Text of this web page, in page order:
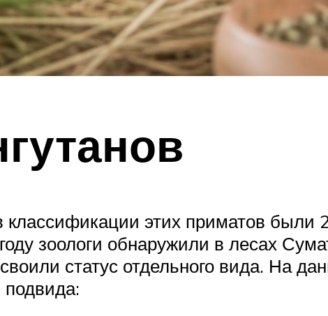
этих приматов были
зоологи обнаружили в лесах
статус отдельного вида. На